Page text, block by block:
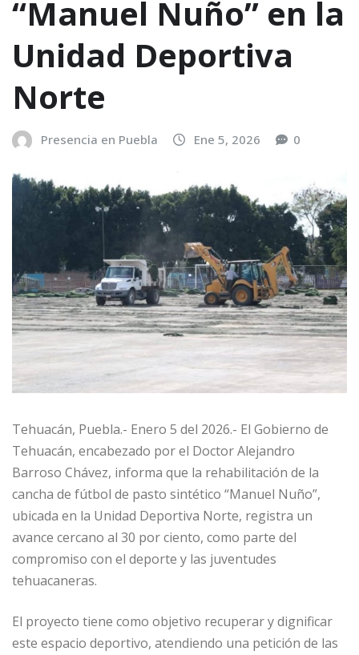
“Manuel Nuño” en la
Unidad Deportiva
Norte
Presencia en Puebla Ene 5, 2026 0
Tehuacán, Puebla.- Enero 5 del 2026.- El Gobierno de
Tehuacán, encabezado por el Doctor Alejandro
Barroso Chávez, informa que la rehabilitación de la
cancha de fútbol de pasto sintético “Manuel Nuño”,
ubicada en la Unidad Deportiva Norte, registra un
avance cercano al 30 por ciento, como parte del
compromiso con el deporte y las juventudes
tehuacaneras.
El proyecto tiene como objetivo recuperar y dignificar
este espacio deportivo, atendiendo una petición de las